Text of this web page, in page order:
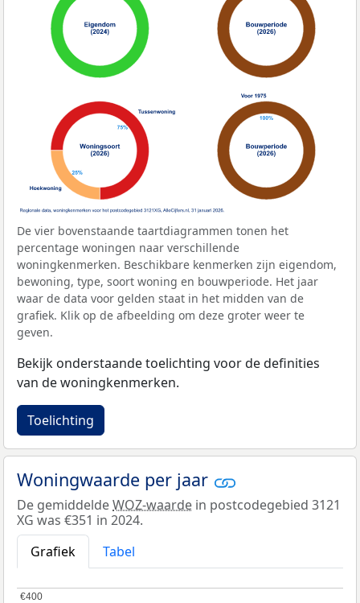
De vier bovenstaande taartdiagrammen tonen het
percentage woningen naar verschillende
woningkenmerken. Beschikbare kenmerken zijn eigendom,
bewoning, type, soort woning en bouwperiode. Het jaar
waar de data voor gelden staat in het midden van de
grafiek. Klik op de afbeelding om deze groter weer te
geven.
Bekijk onderstaande toelichting voor de definities
van de woningkenmerken.
Toelichting
Woningwaarde per jaar
De gemiddeldeWOZ-waarde in postcodegebied 3121
XG was €351 in 2024.
Grafiek
Tabel
€400
€400